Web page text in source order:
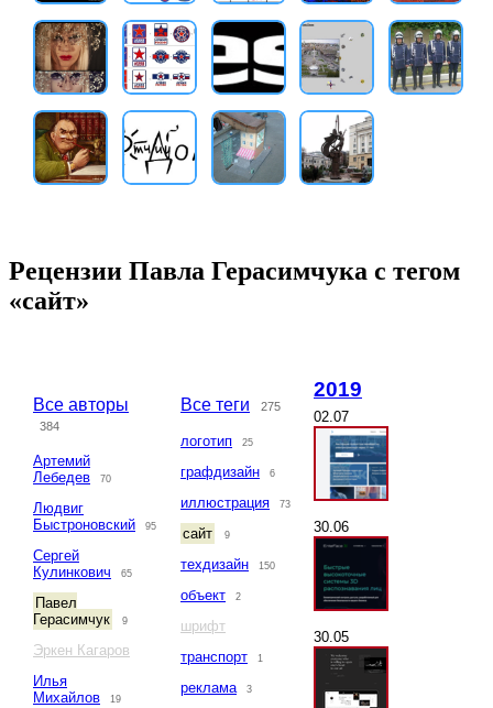
Рецензии Павла Герасимчука с тегом
«сайт»
Все авторы
384
Артемий
Лебедев
70
Людвиг
Быстроновский
95
Сергей
Кулинкович
65
Павел
Герасимчук
9
Эркен Кагаров
Илья
Михайлов
19
Все теги 275
логотип 25
графдизайн 6
иллюстрация 73
сайт 9
техдизайн 150
объект 2
шрифт
транспорт
1
реклама 3
2019
02.07
30.06
30.05